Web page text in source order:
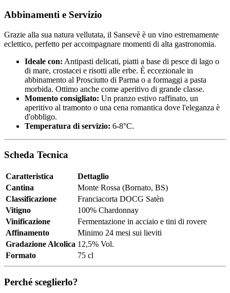
Abbinamenti e Servizio
Grazie alla sua natura vellutata, il Sansevè è un vino estremamente
eclettico, perfetto per accompagnare momenti di alta gastronomia.
Ideale con: Antipasti delicati, piatti a base di pesce di lago o
di mare, crostacei e risotti alle erbe. È eccezionale in
abbinamento al Prosciutto di Parma o a formaggi a pasta
morbida. Ottimo anche come aperitivo di grande classe.
Momento consigliato: Un pranzo estivo raffinato, un
aperitivo al tramonto o una cena romantica dove l'eleganza è
d'obbligo.
Temperatura di servizio: 6-8°C.
Scheda Tecnica
Caratteristica
Dettaglio
Cantina
Monte Rossa (Bornato, BS)
Classificazione
Franciacorta DOCG Satèn
Vitigno
100% Chardonnay
Vinificazione
Fermentazione in acciaio e tini di rovere
Affinamento
Minimo 24 mesi sui lieviti
Gradazione Alcolica 12,5% Vol.
Formato
75 cl
Perché sceglierlo?